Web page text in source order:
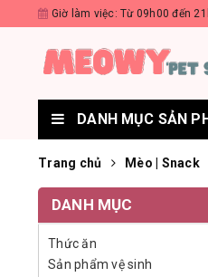
Giờ làm việc: Từ 09h00 đến
DANH MỤC SẢN
Trang chủ Mèo | Snack
DANH MỤC
Thức ăn
Sản phẩm vệ sinh